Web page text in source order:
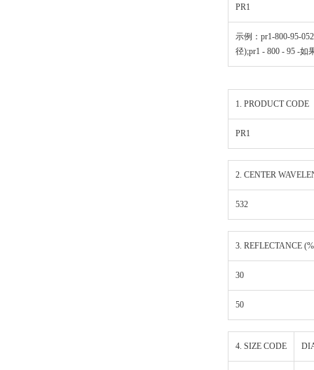
PR1
示例：pr1-800-95-
径);pr1 - 800 - 95 -如
1. PRODUCT CODE
PR1
2. CENTER
532
3. REFLECTANCE
30
50
4. SIZE CODE